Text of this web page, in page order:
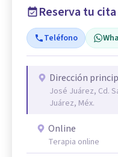
Reserva tu cita
Teléfono
Dirección
José Juárez, Cd.
Juárez, Méx.
Online
Terapia online